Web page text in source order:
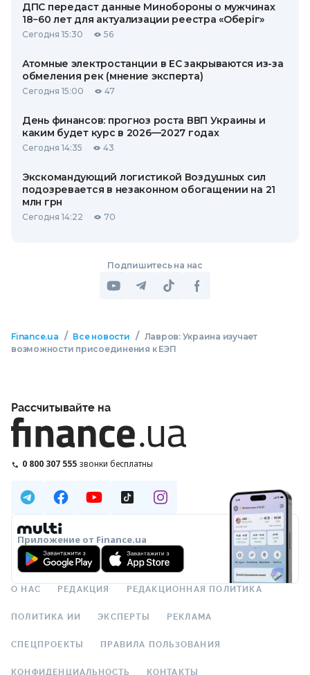
ДПС передаст данные Минобороны о мужчинах
18−60 лет для актуализации реестра «Оберіг»
Сегодня 15:30 56
Атомные электростанции в ЕС закрываются из-за
обмеления рек (мнение эксперта)
Сегодня 15:00 47
День финансов: прогноз роста ВВП Украины и
каким будет курс в 2026—2027 годах
Сегодня 14:35 43
Экскомандующий логистикой Воздушных сил
подозревается в незаконном обогащении на 21
млн грн
Сегодня 14:22 70
Подпишитесь на нас
Finance.ua / Все новости / Лавров: Украина изучает
возможности присоединения к ЕЭП
Рассчитывайте на
0 800 307 555 звонки бесплатны
Приложение от Finance.ua
О НАС РЕДАКЦИЯ РЕДАКЦИОННАЯ ПОЛИТИКА
ПОЛИТИКА ИИ ЭКСПЕРТЫ РЕКЛАМА
СПЕЦПРОЕКТЫ ПРАВИЛА ПОЛЬЗОВАНИЯ
КОНФИДЕНЦИАЛЬНОСТЬ КОНТАКТЫ